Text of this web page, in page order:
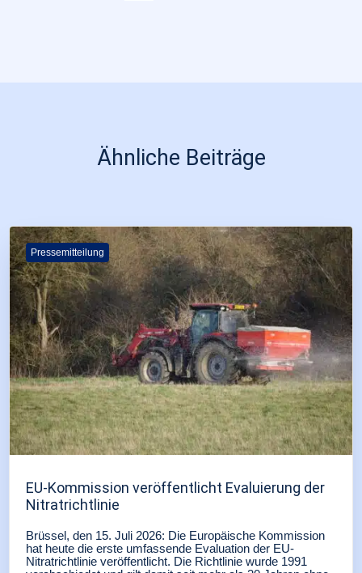
Ähnliche Beiträge
Pressemitteilung
EU-Kommission veröffentlicht Evaluierung der
Nitratrichtlinie
Brüssel, den 15. Juli 2026: Die Europäische Kommission
hat heute die erste umfassende Evaluation der EU-
Nitratrichtlinie veröffentlicht. Die Richtlinie wurde 1991